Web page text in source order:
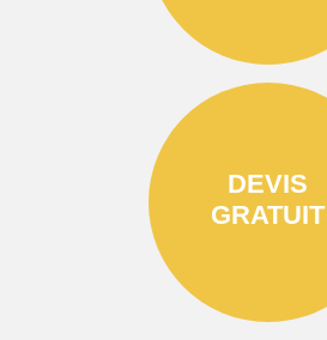
DEVIS
GRATUIT